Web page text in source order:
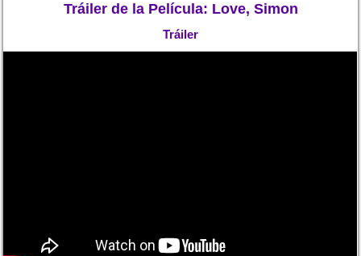
Tráiler de la Película: Love, Simon
Tráiler